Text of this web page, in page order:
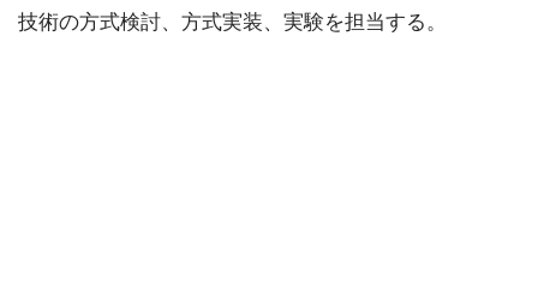
技術の方式検討、方式実装、実験を担当する。